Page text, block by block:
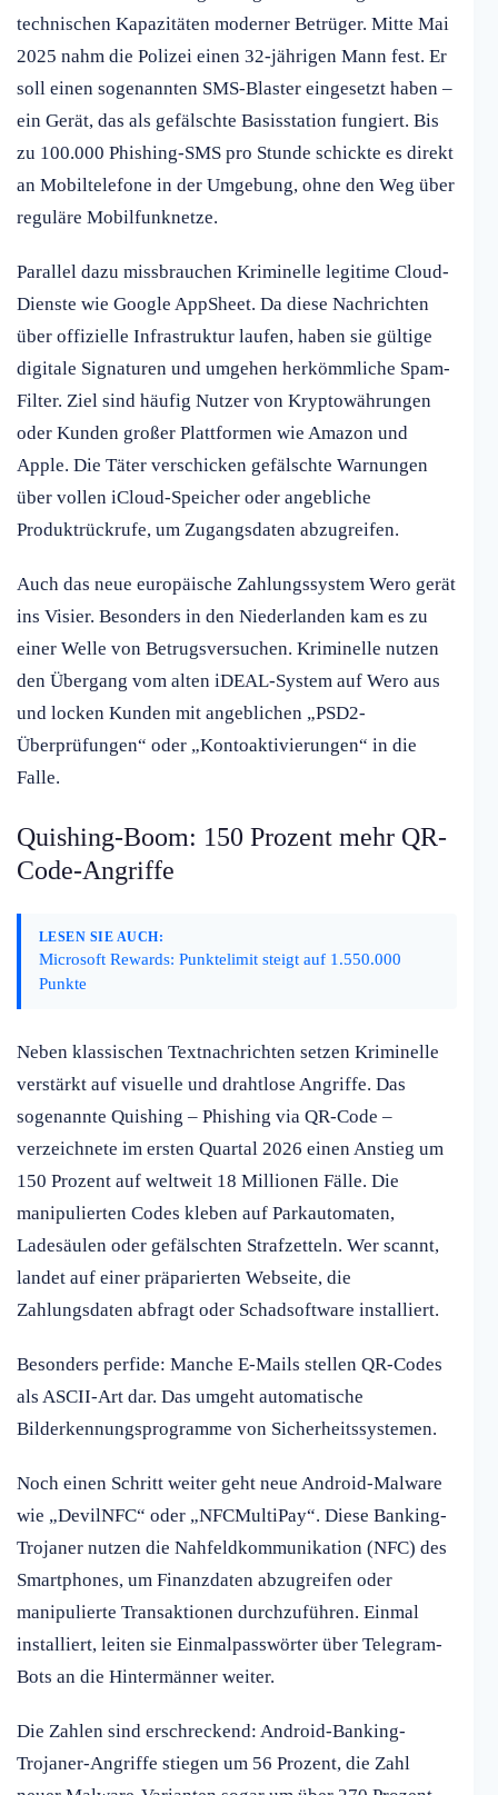
technischen Kapazitäten moderner Betrüger. Mitte Mai
2025 nahm die Polizei einen 32-jährigen Mann fest. Er
soll einen sogenannten SMS-Blaster eingesetzt haben –
ein Gerät, das als gefälschte Basisstation fungiert. Bis
zu 100.000 Phishing-SMS pro Stunde schickte es direkt
an Mobiltelefone in der Umgebung, ohne den Weg über
reguläre Mobilfunknetze.
Parallel dazu missbrauchen Kriminelle legitime Cloud-
Dienste wie Google AppSheet. Da diese Nachrichten
über offizielle Infrastruktur laufen, haben sie gültige
digitale Signaturen und umgehen herkömmliche Spam-
Filter. Ziel sind häufig Nutzer von Kryptowährungen
oder Kunden großer Plattformen wie Amazon und
Apple. Die Täter verschicken gefälschte Warnungen
über vollen iCloud-Speicher oder angebliche
Produktrückrufe, um Zugangsdaten abzugreifen.
Auch das neue europäische Zahlungssystem Wero gerät
ins Visier. Besonders in den Niederlanden kam es zu
einer Welle von Betrugsversuchen. Kriminelle nutzen
den Übergang vom alten iDEAL-System auf Wero aus
und locken Kunden mit angeblichen „PSD2-
Überprüfungen“ oder „Kontoaktivierungen“ in die
Falle.
Quishing-Boom: 150 Prozent mehr QR-
Code-Angriffe
LESEN SIE AUCH:
Microsoft Rewards: Punktelimit steigt auf 1.550.000
Punkte
Neben klassischen Textnachrichten setzen Kriminelle
verstärkt auf visuelle und drahtlose Angriffe. Das
sogenannte Quishing – Phishing via QR-Code –
verzeichnete im ersten Quartal 2026 einen Anstieg um
150 Prozent auf weltweit 18 Millionen Fälle. Die
manipulierten Codes kleben auf Parkautomaten,
Ladesäulen oder gefälschten Strafzetteln. Wer scannt,
landet auf einer präparierten Webseite, die
Zahlungsdaten abfragt oder Schadsoftware installiert.
Besonders perfide: Manche E-Mails stellen QR-Codes
als ASCII-Art dar. Das umgeht automatische
Bilderkennungsprogramme von Sicherheitssystemen.
Noch einen Schritt weiter geht neue Android-Malware
wie „DevilNFC“ oder „NFCMultiPay“. Diese Banking-
Trojaner nutzen die Nahfeldkommunikation (NFC) des
Smartphones, um Finanzdaten abzugreifen oder
manipulierte Transaktionen durchzuführen. Einmal
installiert, leiten sie Einmalpasswörter über Telegram-
Bots an die Hintermänner weiter.
Die Zahlen sind erschreckend: Android-Banking-
Trojaner-Angriffe stiegen um 56 Prozent, die Zahl